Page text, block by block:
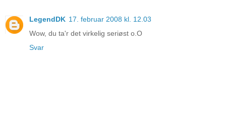
LegendDK 17. februar 2008 kl. 12.03
Wow, du ta'r det virkelig seriøst o.O
Svar